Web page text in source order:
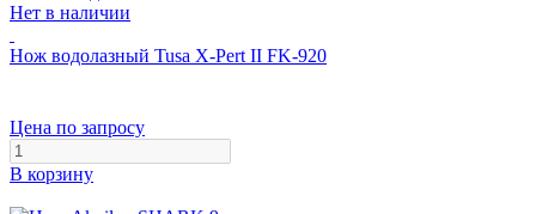
Нет в наличии
Нож водолазный Tusa X-Pert II FK-920
Цена по запросу
В корзину